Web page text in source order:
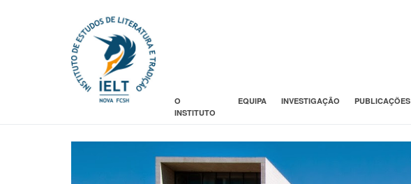
O
INSTITUTO
EQUIPA INVESTIGAÇÃO PUBLICAÇÕES